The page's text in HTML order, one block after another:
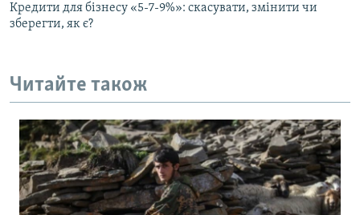
Кредити для бізнесу «5-7-9%»: скасувати, змінити чи
зберегти, як є?
Читайте також